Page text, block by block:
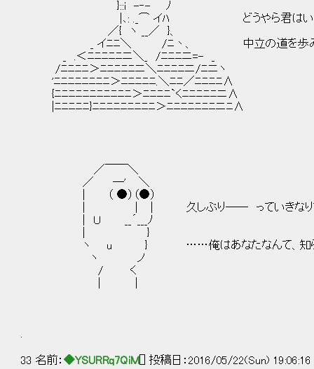
}::i -‐- ﾉ
|､: ._⌒ イﾊ どうやら君はいまも
／{ ヽ __／ }、
_ イﾆﾆ＼ /ﾆ丶、 中立の道を歩み続け
_ .＜ﾆﾆﾆﾆﾆニ＼_ /ﾆﾆﾆニ=- _
/ﾆﾆﾆﾆ＞ﾆﾆﾆﾆﾆニ＼ﾆﾆﾆﾆニ/ﾆニヽ
'ﾆﾆﾆﾆﾆﾆﾆﾆ＞ﾆﾆﾆﾆﾆ.＼ﾆﾆ／ﾆﾆﾆﾆ∧
{ﾆﾆﾆﾆﾆﾆﾆﾆﾆﾆﾆ＞ﾆﾆﾆﾆ`くﾆﾆﾆﾆﾆニ∧
|ﾆﾆﾆﾆﾆ}ﾆﾆﾆﾆﾆﾆﾆﾆﾆ＞ﾆﾆﾆﾆﾆﾆﾆニﾆ∧
／￣￣＼
／ ─' ＼
| （ ●）（●）
| ｜ | 久しぶり―― っていきなり言
| Ｕ __´___ﾉ
| }
ヽ u } ……俺はあなたなんて、知らな
ヽ ノ
/ く
33 名前： ◆YSURRq7QiM [] 投稿日：2016/05/22(Sun) 19:06:16